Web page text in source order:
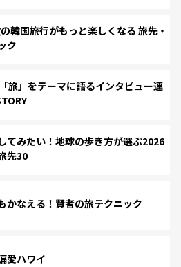
国旅行がもっと楽しくなる 旅先・
ク
旅」をテーマに語るインタビュー連
てみたい！地球の歩き方が選ぶ2026
先30
かなえる！賢者の旅テクニック
愛ハワイ